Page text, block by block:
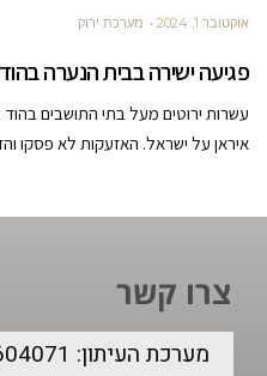
אוקטובר 1, 2024 מערכת ירוק
פגיעה ישירה בבית הנערה
עשרות ירוטים מעל בתי התושבים
איראן על ישראל. האזעקות לא פסקו
צרו קשר
מערכת העיתון: 09-7604071